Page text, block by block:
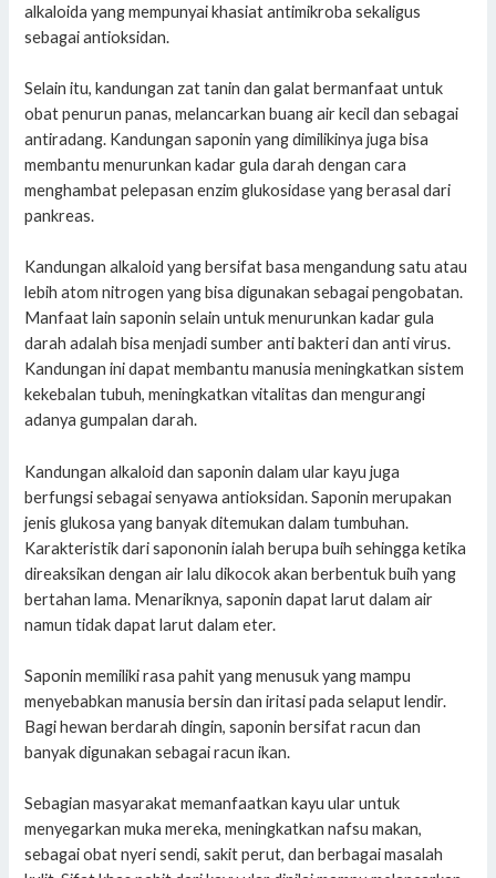
alkaloida yang mempunyai khasiat antimikroba sekaligus
sebagai antioksidan.
Selain itu, kandungan zat tanin dan galat bermanfaat untuk
obat penurun panas, melancarkan buang air kecil dan sebagai
antiradang. Kandungan saponin yang dimilikinya juga bisa
membantu menurunkan kadar gula darah dengan cara
menghambat pelepasan enzim glukosidase yang berasal dari
pankreas.
Kandungan alkaloid yang bersifat basa mengandung satu atau
lebih atom nitrogen yang bisa digunakan sebagai pengobatan.
Manfaat lain saponin selain untuk menurunkan kadar gula
darah adalah bisa menjadi sumber anti bakteri dan anti virus.
Kandungan ini dapat membantu manusia meningkatkan sistem
kekebalan tubuh, meningkatkan vitalitas dan mengurangi
adanya gumpalan darah.
Kandungan alkaloid dan saponin dalam ular kayu juga
berfungsi sebagai senyawa antioksidan. Saponin merupakan
jenis glukosa yang banyak ditemukan dalam tumbuhan.
Karakteristik dari sapononin ialah berupa buih sehingga ketika
direaksikan dengan air lalu dikocok akan berbentuk buih yang
bertahan lama. Menariknya, saponin dapat larut dalam air
namun tidak dapat larut dalam eter.
Saponin memiliki rasa pahit yang menusuk yang mampu
menyebabkan manusia bersin dan iritasi pada selaput lendir.
Bagi hewan berdarah dingin, saponin bersifat racun dan
banyak digunakan sebagai racun ikan.
Sebagian masyarakat memanfaatkan kayu ular untuk
menyegarkan muka mereka, meningkatkan nafsu makan,
sebagai obat nyeri sendi, sakit perut, dan berbagai masalah